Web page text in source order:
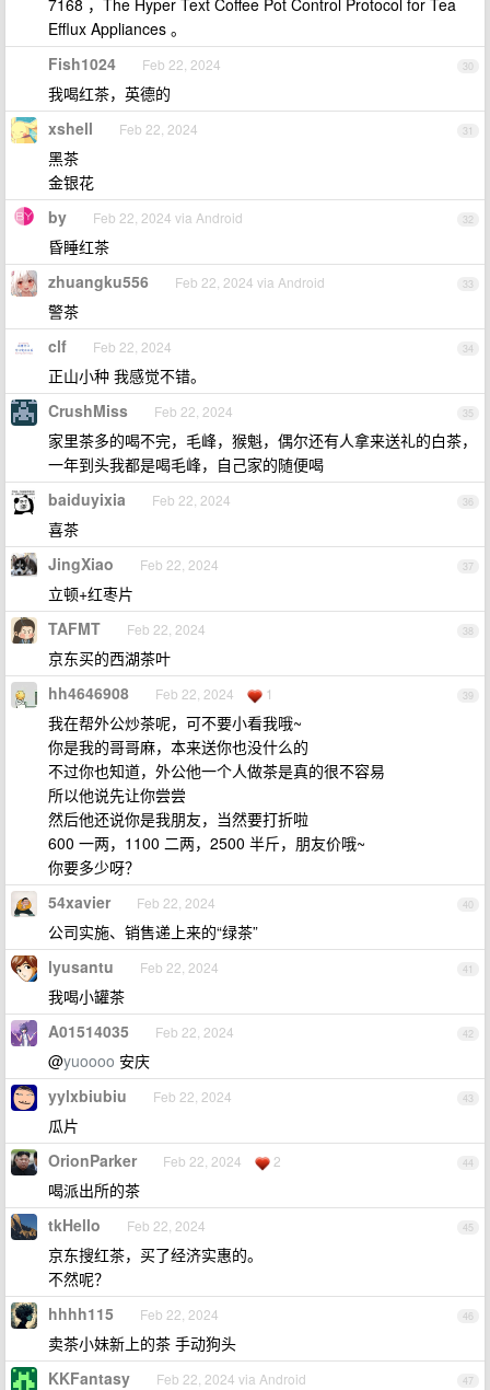
7168 ，The Hyper Text Coffee Pot Control Protocol for Tea
Efflux Appliances 。
30
Fish1024 Feb 22, 2024
我喝红茶，英德的
31
xshell Feb 22, 2024
黑茶
金银花
32
by Feb 22, 2024 via Android
昏睡红茶
33
zhuangku556 Feb 22, 2024 via Android
警茶
34
clf Feb 22, 2024
正山小种 我感觉不错。
35
CrushMiss Feb 22, 2024
家里茶多的喝不完，毛峰，猴魁，偶尔还有人拿来送礼的白茶，
一年到头我都是喝毛峰，自己家的随便喝
36
baiduyixia Feb 22, 2024
喜茶
37
JingXiao Feb 22, 2024
立顿+红枣片
38
TAFMT Feb 22, 2024
京东买的西湖茶叶
39
hh4646908 Feb 22, 2024 1
我在帮外公炒茶呢，可不要小看我哦~
你是我的哥哥麻，本来送你也没什么的
不过你也知道，外公他一个人做茶是真的很不容易
所以他说先让你尝尝
然后他还说你是我朋友，当然要打折啦
600 一两，1100 二两，2500 半斤，朋友价哦~
你要多少呀？
40
54xavier Feb 22, 2024
公司实施、销售递上来的“绿茶”
41
lyusantu Feb 22, 2024
我喝小罐茶
42
A01514035 Feb 22, 2024
@yuoooo 安庆
43
yylxbiubiu Feb 22, 2024
瓜片
44
OrionParker Feb 22, 2024 2
喝派出所的茶
45
tkHello Feb 22, 2024
京东搜红茶，买了经济实惠的。
不然呢？
46
hhhh115 Feb 22, 2024
卖茶小妹新上的茶 手动狗头
47
KKFantasy Feb 22, 2024 via Android